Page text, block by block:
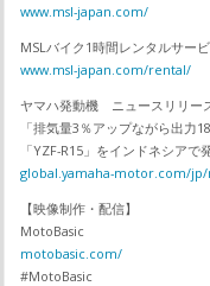
www.msl-japan.com/
MSLバイク1時間レンタルサー
www.msl-japan.com/rental/
ヤマハ発動機 ニュースリリー
「排気量3％アップながら出力
「YZF-R15」をインドネシアで
global.yamaha-motor.com/jp/
【映像制作・配信】
MotoBasic
motobasic.com/
#MotoBasic